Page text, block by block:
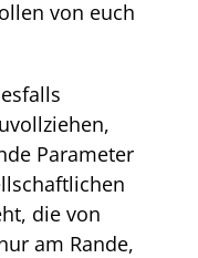
von euch
Parameter
die von
am Rande,